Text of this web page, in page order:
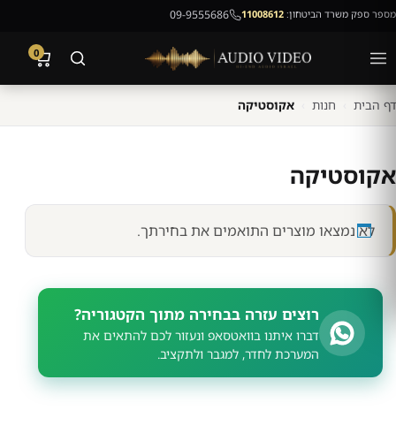
מספר ספק משרד הביטחון: 11008612
09-9555686
0
דף הבית חנות אקוסטיקה
אקוסטיקה
לא נמצאו מוצרים התואמים את בחירתך.
רוצים עזרה בבחירה מתוך הקטגוריה?
דברו איתנו בוואטסאפ ונעזור לכם להתאים את
המערכת לחדר, למגבר ולתקציב.